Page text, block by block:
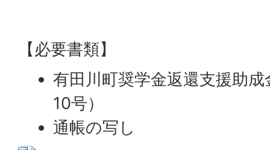
【必要書類】
有田川町奨学金返還支援助
10号）
通帳の写し